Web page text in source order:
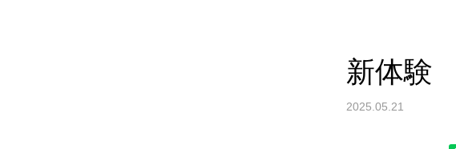
新体験
2025.05.21